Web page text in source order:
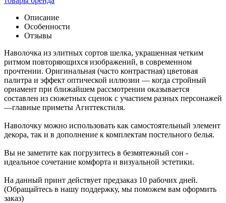
Описание
Особенности
Отзывы
Наволочка из элитных сортов шелка, украшенная четким
ритмом повторяющихся изображений, в современном
прочтении. Оригинальная (часто контрастная) цветовая
палитра и эффект оптической иллюзии — когда стройный
орнамент при ближайшем рассмотрении оказывается
составлен из сюжетных сценок с участием разных персонажей
—главные приметы Агиттекстиля.
Наволочку можно использовать как самостоятельный элемент
декора, так и в дополнение к комплектам постельного белья.
Вы не заметите как погрузитесь в безмятежный сон -
идеальное сочетание комфорта и визуальной эстетики.
На данный принт действует предзаказ 10 рабочих дней.
(Обращайтесь в нашу поддержку, мы поможем вам оформить
заказ)